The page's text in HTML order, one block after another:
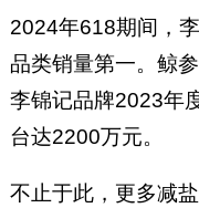
2024年618期间，
品类销量第一。鲸
李锦记品牌2023年
台达2200万元。
不止于此，更多减